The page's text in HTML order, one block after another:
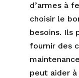
d’armes à
choisir le
besoins. Ils
fournir des
peut aider